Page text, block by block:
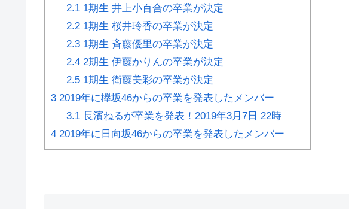
2.11期生 井上小百合の卒業が決定
2.21期生 桜井玲香の卒業が決定
2.31期生 斉藤優里の卒業が決定
2.42期生 伊藤かりんの卒業が決定
2.51期生 衛藤美彩の卒業が決定
3 2019年に欅坂46からの卒業を発表したメンバー
3.1長濱ねるが卒業を発表！2019年3月7日 22時
4 2019年に日向坂46からの卒業を発表したメンバー